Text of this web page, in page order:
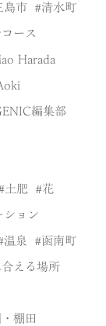
島市 清水町
ース
Harada
編集部
土肥 花
ション
温泉 函南町
える場所
棚田